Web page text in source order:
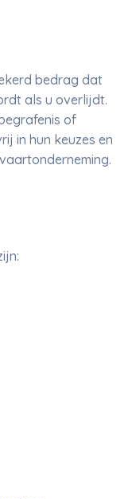
bedrag dat
als u overlijdt.
of
in hun keuzes en